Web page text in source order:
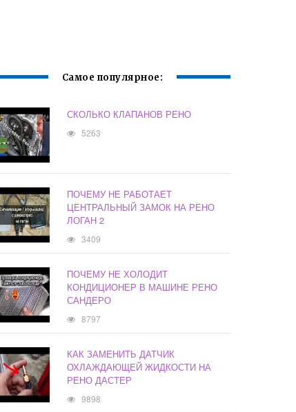
Самое популярное:
СКОЛЬКО КЛАПАНОВ РЕНО
5263
ПОЧЕМУ НЕ РАБОТАЕТ
ЦЕНТРАЛЬНЫЙ ЗАМОК НА РЕНО
ЛОГАН 2
3409
ПОЧЕМУ НЕ ХОЛОДИТ
КОНДИЦИОНЕР В МАШИНЕ РЕНО
САНДЕРО
8797
КАК ЗАМЕНИТЬ ДАТЧИК
ОХЛАЖДАЮЩЕЙ ЖИДКОСТИ НА
РЕНО ДАСТЕР
9898